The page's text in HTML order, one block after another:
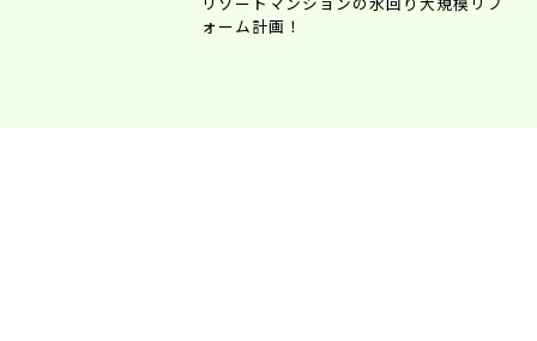
ォーム計画！